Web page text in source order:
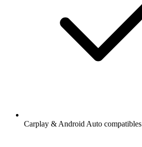
Carplay & Android Auto compatibles